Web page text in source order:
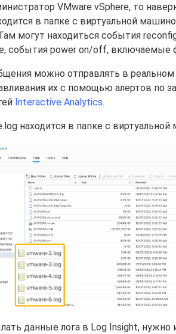
VMware vSphere, то
в папке с виртуальной
могут находиться события
события power on/off, включаемые
можно отправлять в
их с помощью алертов по
Interactive Analytics.
находится в папке с
данные лога в Log Insight, нужно